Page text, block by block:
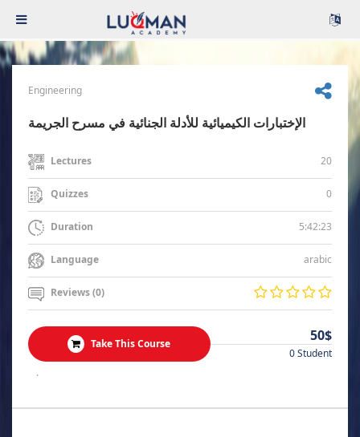
Engineering
الإختبارات الكيميائية للأدلة الجنائية في مسرح الجريمة
Lectures 20
Quizzes 0
Duration 5:42:23
Language arabic
Reviews (0)
Take This Course 50$
0 Student
.